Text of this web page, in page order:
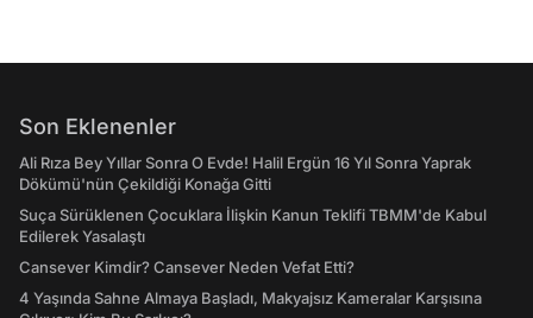
Son Eklenenler
Ali Rıza Bey Yıllar Sonra O Evde! Halil Ergün 16 Yıl Sonra Yaprak
Dökümü'nün Çekildiği Konağa Gitti
Suça Sürüklenen Çocuklara İlişkin Kanun Teklifi TBMM'de Kabul
Edilerek Yasalaştı
Cansever Kimdir? Cansever Neden Vefat Etti?
4 Yaşında Sahne Almaya Başladı, Makyajsız Kameralar Karşısına